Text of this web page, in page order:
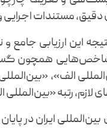
دقیق، مستندات
این ارزیابی
شاخص‌هایی همچون
الف»،
لازم، رتبه
ایران در